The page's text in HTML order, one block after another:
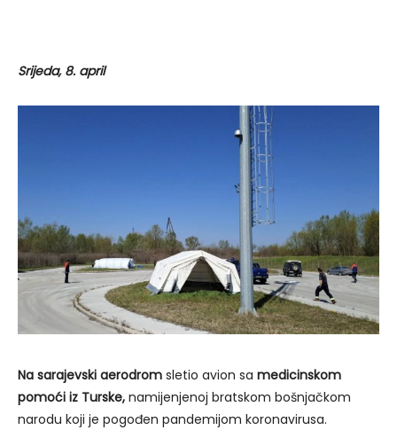
Srijeda, 8. april
Na sarajevski aerodrom sletio avion sa medicinskom
pomoći iz Turske, namijenjenoj bratskom bošnjačkom
narodu koji je pogođen pandemijom koronavirusa.